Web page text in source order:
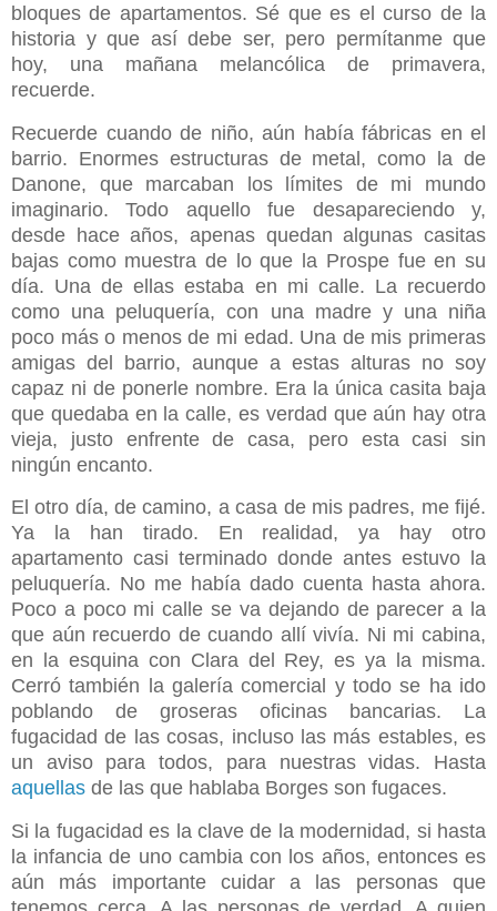
bloques de apartamentos. Sé que es el curso de la
historia y que así debe ser, pero permítanme que
hoy, una mañana melancólica de primavera,
recuerde.
Recuerde cuando de niño, aún había fábricas en el
barrio. Enormes estructuras de metal, como la de
Danone, que marcaban los límites de mi mundo
imaginario. Todo aquello fue desapareciendo y,
desde hace años, apenas quedan algunas casitas
bajas como muestra de lo que la Prospe fue en su
día. Una de ellas estaba en mi calle. La recuerdo
como una peluquería, con una madre y una niña
poco más o menos de mi edad. Una de mis primeras
amigas del barrio, aunque a estas alturas no soy
capaz ni de ponerle nombre. Era la única casita baja
que quedaba en la calle, es verdad que aún hay otra
vieja, justo enfrente de casa, pero esta casi sin
ningún encanto.
El otro día, de camino, a casa de mis padres, me fijé.
Ya la han tirado. En realidad, ya hay otro
apartamento casi terminado donde antes estuvo la
peluquería. No me había dado cuenta hasta ahora.
Poco a poco mi calle se va dejando de parecer a la
que aún recuerdo de cuando allí vivía. Ni mi cabina,
en la esquina con Clara del Rey, es ya la misma.
Cerró también la galería comercial y todo se ha ido
poblando de groseras oficinas bancarias. La
fugacidad de las cosas, incluso las más estables, es
un aviso para todos, para nuestras vidas. Hasta
aquellas de las que hablaba Borges son fugaces.
Si la fugacidad es la clave de la modernidad, si hasta
la infancia de uno cambia con los años, entonces es
aún más importante cuidar a las personas que